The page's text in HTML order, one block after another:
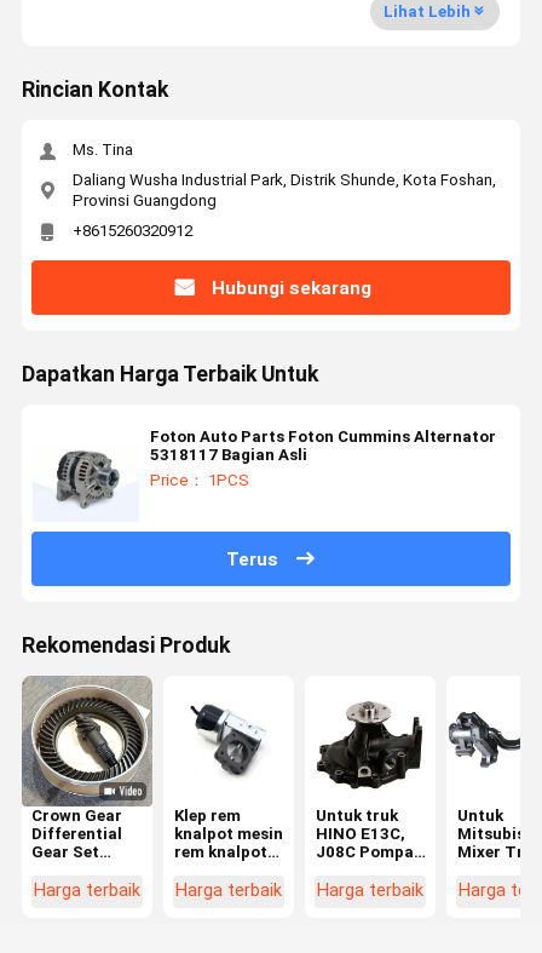
Lihat Lebih
Rincian Kontak
Ms. Tina
Daliang Wusha Industrial Park, Distrik Shunde, Kota Foshan,
Provinsi Guangdong
+8615260320912
Hubungi sekarang
Dapatkan Harga Terbaik Untuk
Foton Auto Parts Foton Cummins Alternator
5318117 Bagian Asli
Price： 1PCS
Terus
Rekomendasi Produk
Crown Gear
Differential
Gear Set
Cocok untuk
Harga terbaik
Klep rem
knalpot mesin
rem knalpot
untuk ISUZU
Harga terbaik
Untuk truk
HINO E13C,
J08C Pompa
16100-3467
Harga terbaik
Untuk
Mitsubishi
Mixer
Balance
Harga